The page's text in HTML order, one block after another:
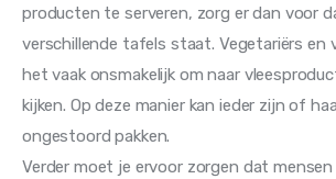
producten te serveren, zorg er dan voor
verschillende tafels staat. Vegetariërs en
het vaak onsmakelijk om naar
kijken. Op deze manier kan ieder zijn of
ongestoord pakken.
Verder moet je ervoor zorgen dat mensen